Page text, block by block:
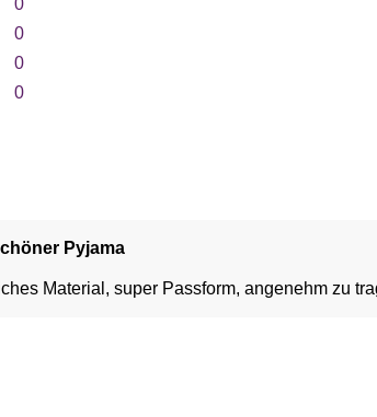
0
0
0
0
Pyjama
Material, super Passform, angenehm zu